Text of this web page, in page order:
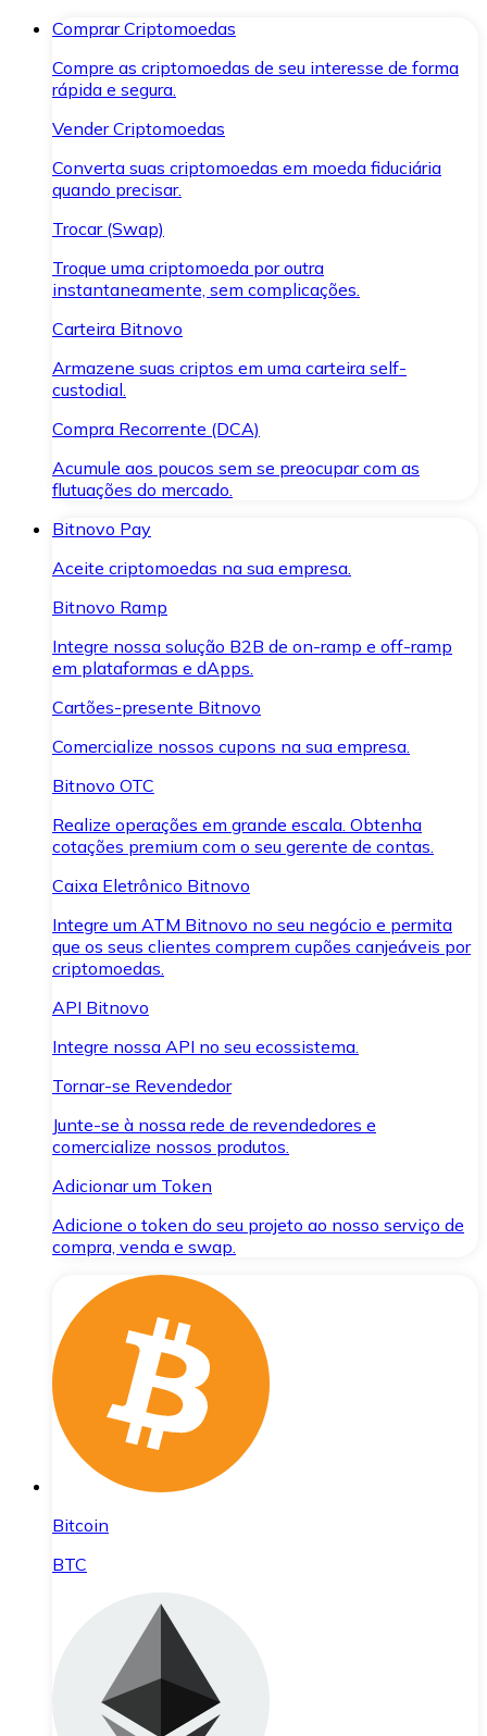
Comprar Criptomoedas
Compre as criptomoedas de seu interesse de forma
rápida e segura.
Vender Criptomoedas
Converta suas criptomoedas em moeda fiduciária
quando precisar.
Trocar (Swap)
Troque uma criptomoeda por outra
instantaneamente, sem complicações.
Carteira Bitnovo
Armazene suas criptos em uma carteira self-
custodial.
Compra Recorrente (DCA)
Acumule aos poucos sem se preocupar com as
flutuações do mercado.
Bitnovo Pay
Aceite criptomoedas na sua empresa.
Bitnovo Ramp
Integre nossa solução B2B de on-ramp e off-ramp
em plataformas e dApps.
Cartões-presente Bitnovo
Comercialize nossos cupons na sua empresa.
Bitnovo OTC
Realize operações em grande escala. Obtenha
cotações premium com o seu gerente de contas.
Caixa Eletrônico Bitnovo
Integre um ATM Bitnovo no seu negócio e permita
que os seus clientes comprem cupões canjeáveis por
criptomoedas.
API Bitnovo
Integre nossa API no seu ecossistema.
Tornar-se Revendedor
Junte-se à nossa rede de revendedores e
comercialize nossos produtos.
Adicionar um Token
Adicione o token do seu projeto ao nosso serviço de
compra, venda e swap.
Bitcoin
BTC